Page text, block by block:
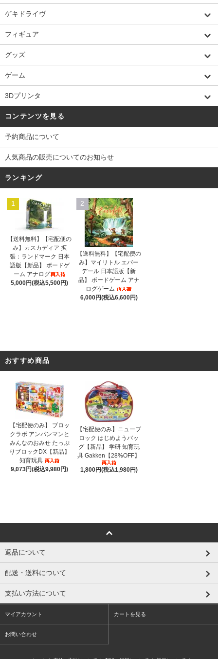
ゲキドライヴ
フィギュア
グッズ
ゲーム
3Dプリンタ
コンテンツを見る
予約商品について
人気商品の販売についてのお知らせ
ランキング
1
【送料無料】【宅配便の
み】カスカディア 拡
張：ランドマーク 日本
語版【新品】 ボードゲ
ーム アナログ
5,000円(税込5,500円)
2
【送料無料】【宅配便の
み】マイリトル エバー
デール 日本語版【新
品】 ボードゲーム アナ
ログゲーム
6,000円(税込6,600円)
おすすめ商品
【宅配便のみ】 ブロッ
クラボ アンパンマンと
みんなのおみせ たっぷ
りブロックDX【新品】
知育玩具
9,073円(税込9,980円)
【宅配便のみ】ニューブ
ロック はじめようバッ
グ【新品】 学研 知育玩
具 Gakken【28%OFF】
1,800円(税込1,980円)
返品について
配送・送料について
支払い方法について
マイアカウント カートを見る
お問い合わせ